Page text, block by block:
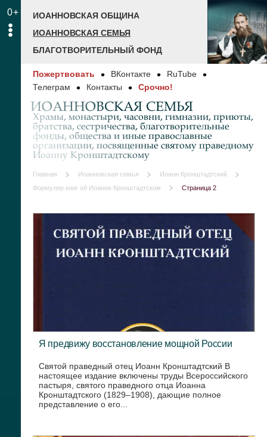
0+
ИОАННОВСКАЯ ОБЩИНА
ИОАННОВСКАЯ СЕМЬЯ
БЛАГОТВОРИТЕЛЬНЫЙ ФОНД
Пожертвовать ВКонтакте
RuTube
Телеграм
Контакты Срочно!
ИОАННОВСКАЯ СЕМЬЯ
Храмы, монастыри, часовни, гимназии, приюты,
братства, сестричества, благотворительные
фонды, общества и иные православные
организации, посвященные святому праведному
Иоанну Кронштадтскому
Главная Иоанновская семья
Иоанн Кронштадтский
Формуляр книг об Иоанне Кронштадтском
Страница 2
Я предвижу восстановление мощной России
Святой праведный отец Иоанн Кронштадтский В
настоящее издание включены труды Всероссийского
пастыря, святого праведного отца Иоанна
Кронштадтского (1829–1908), дающие полное
представление о его...